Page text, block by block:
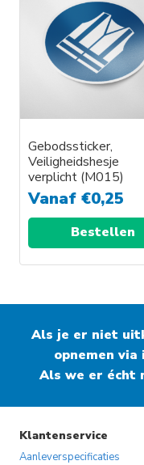
Gebodssticker,
Veiligheidshesje
verplicht (M015)
Vanaf €0,25
Bestellen
Als je er niet
opnemen via
Als we er écht
Klantenservice
Aanleverspecificaties